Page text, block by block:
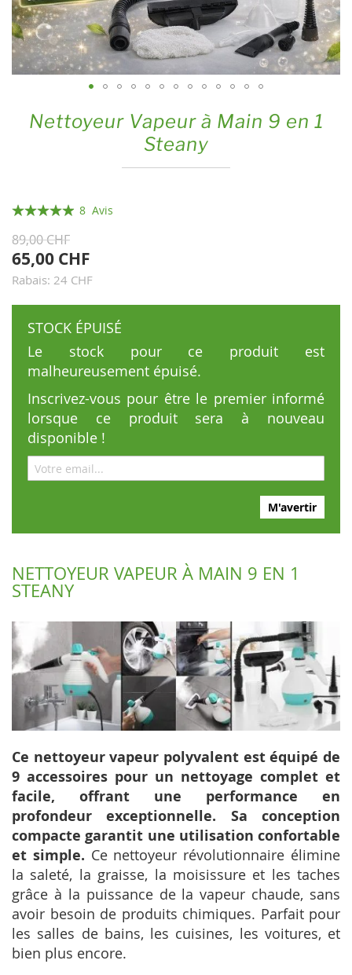
the
gallery
Nettoyeur Vapeur à Main 9 en 1
Steany
Évaluation:8 Avis
89,00 CHF
65,00 CHF
Rabais: 24 CHF
STOCK ÉPUISÉ
Le stock pour ce produit est
malheureusement épuisé.
Inscrivez-vous pour être le premier informé
lorsque ce produit sera à nouveau
disponible !
M'avertir
NETTOYEUR VAPEUR À MAIN 9 EN 1
STEANY
Ce nettoyeur vapeur polyvalent est équipé de
9 accessoires pour un nettoyage complet et
facile, offrant une performance en
profondeur exceptionnelle. Sa conception
compacte garantit une utilisation confortable
et simple. Ce nettoyeur révolutionnaire élimine
la saleté, la graisse, la moisissure et les taches
grâce à la puissance de la vapeur chaude, sans
avoir besoin de produits chimiques. Parfait pour
les salles de bains, les cuisines, les voitures, et
bien plus encore.